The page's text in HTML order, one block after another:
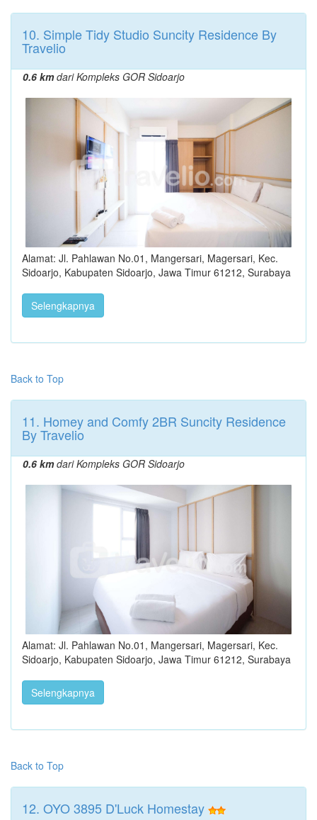
10. Simple Tidy Studio Suncity Residence By
Travelio
0.6 kmdari Kompleks GOR Sidoarjo
Alamat: Jl. Pahlawan No.01, Mangersari, Magersari, Kec.
Sidoarjo, Kabupaten Sidoarjo, Jawa Timur 61212, Surabaya
Selengkapnya
Back to Top
11. Homey and Comfy 2BR Suncity Residence
By Travelio
0.6 kmdari Kompleks GOR Sidoarjo
Alamat: Jl. Pahlawan No.01, Mangersari, Magersari, Kec.
Sidoarjo, Kabupaten Sidoarjo, Jawa Timur 61212, Surabaya
Selengkapnya
Back to Top
12. OYO 3895 D'Luck Homestay